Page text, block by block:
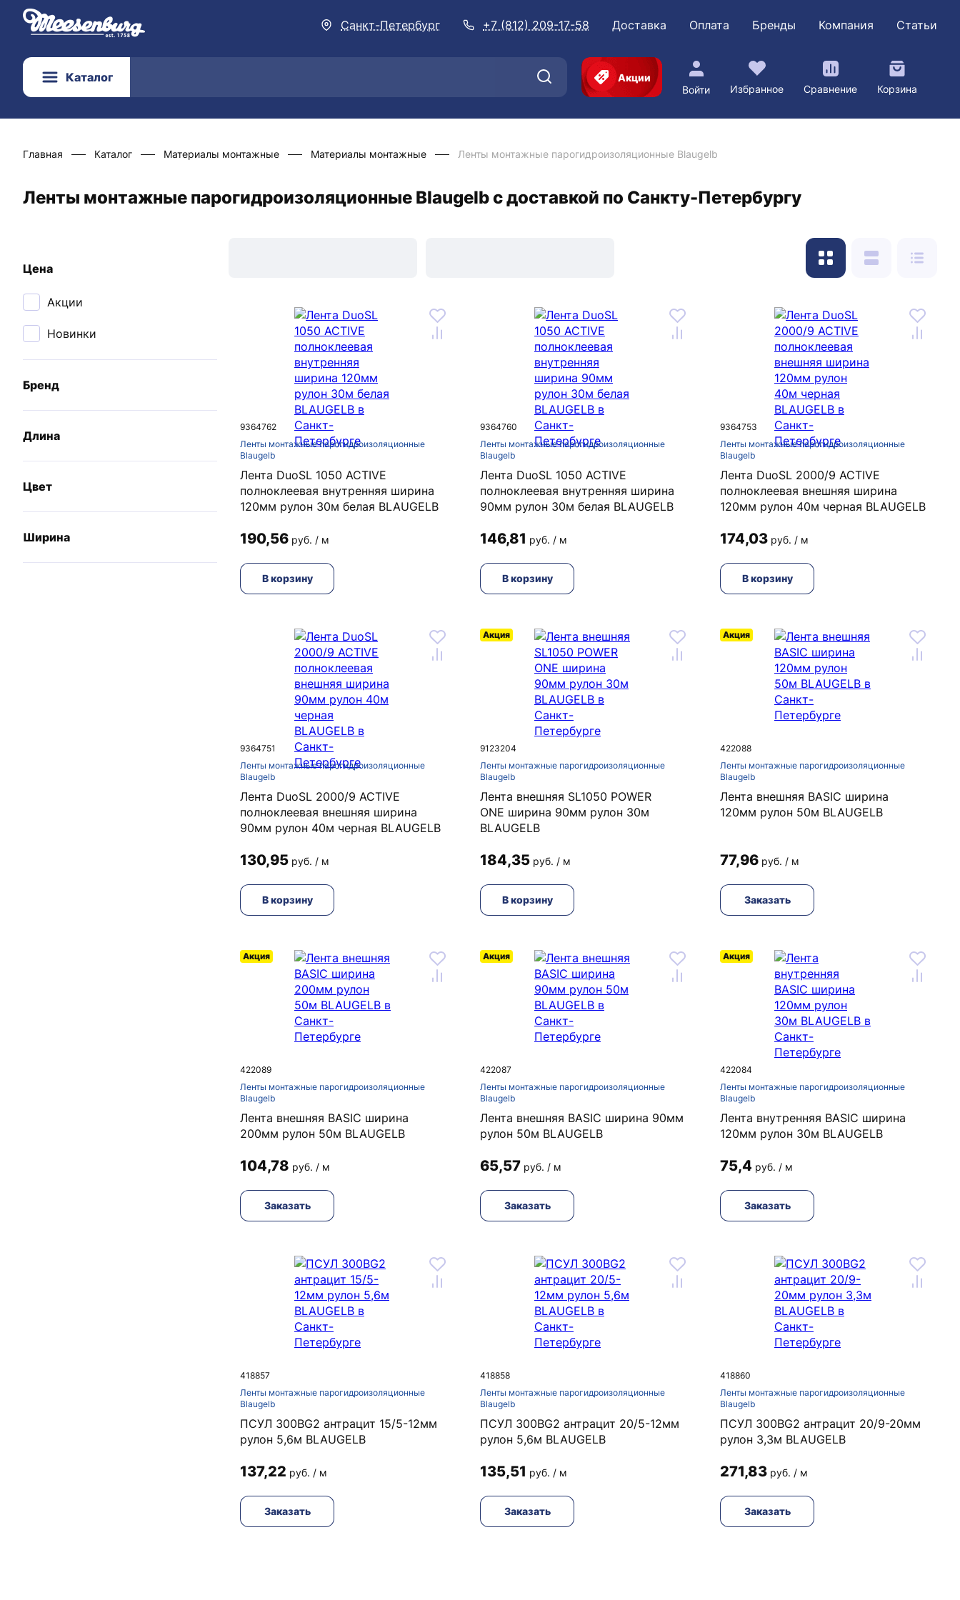
Санкт-Петербург +7 (812) 209-17-58 Доставка Оплата Бренды Компания Статьи
Каталог
Акции
Войти
Избранное Сравнение Корзина
Главная Каталог Материалы монтажные Материалы монтажные Ленты монтажные парогидроизоляционные Blaugelb
Ленты монтажные парогидроизоляционные Blaugelb с доставкой по Санкту-Петербургу
Цена
Акции
Новинки
Бренд
Длина
Цвет
Ширина
9364762
Ленты монтажные парогидроизоляционные
Blaugelb
Лента DuoSL 1050 ACTIVE
полноклеевая внутренняя ширина
120мм рулон 30м белая BLAUGELB
190,56 руб. / м
В корзину
9364760
Ленты монтажные парогидроизоляционные
Blaugelb
Лента DuoSL 1050 ACTIVE
полноклеевая внутренняя ширина
90мм рулон 30м белая BLAUGELB
146,81 руб. / м
В корзину
9364753
Ленты монтажные парогидроизоляционные
Blaugelb
Лента DuoSL 2000/9 ACTIVE
полноклеевая внешняя ширина
120мм рулон 40м черная BLAUGELB
174,03 руб. / м
В корзину
9364751
Ленты монтажные парогидроизоляционные
Blaugelb
Лента DuoSL 2000/9 ACTIVE
полноклеевая внешняя ширина
90мм рулон 40м черная BLAUGELB
130,95 руб. / м
В корзину
9123204
Ленты монтажные парогидроизоляционные
Blaugelb
Акция
Лента внешняя SL1050 POWER
ONE ширина 90мм рулон 30м
BLAUGELB
184,35 руб. / м
В корзину
422088
Ленты монтажные парогидроизоляционные
Blaugelb
Акция
Лента внешняя BASIC ширина
120мм рулон 50м BLAUGELB
77,96 руб. / м
Заказать
422089
Ленты монтажные парогидроизоляционные
Blaugelb
Акция
Лента внешняя BASIC ширина
200мм рулон 50м BLAUGELB
104,78 руб. / м
Заказать
422087
Ленты монтажные парогидроизоляционные
Blaugelb
Акция
Лента внешняя BASIC ширина 90мм
рулон 50м BLAUGELB
65,57 руб. / м
Заказать
422084
Ленты монтажные парогидроизоляционные
Blaugelb
Акция
Лента внутренняя BASIC ширина
120мм рулон 30м BLAUGELB
75,4 руб. / м
Заказать
418857
Ленты монтажные парогидроизоляционные
Blaugelb
ПСУЛ 300BG2 антрацит 15/5-12мм
рулон 5,6м BLAUGELB
137,22 руб. / м
Заказать
418858
Ленты монтажные парогидроизоляционные
Blaugelb
ПСУЛ 300BG2 антрацит 20/5-12мм
рулон 5,6м BLAUGELB
135,51 руб. / м
Заказать
418860
Ленты монтажные парогидроизоляционные
Blaugelb
ПСУЛ 300BG2 антрацит 20/9-20мм
рулон 3,3м BLAUGELB
271,83 руб. / м
Заказать